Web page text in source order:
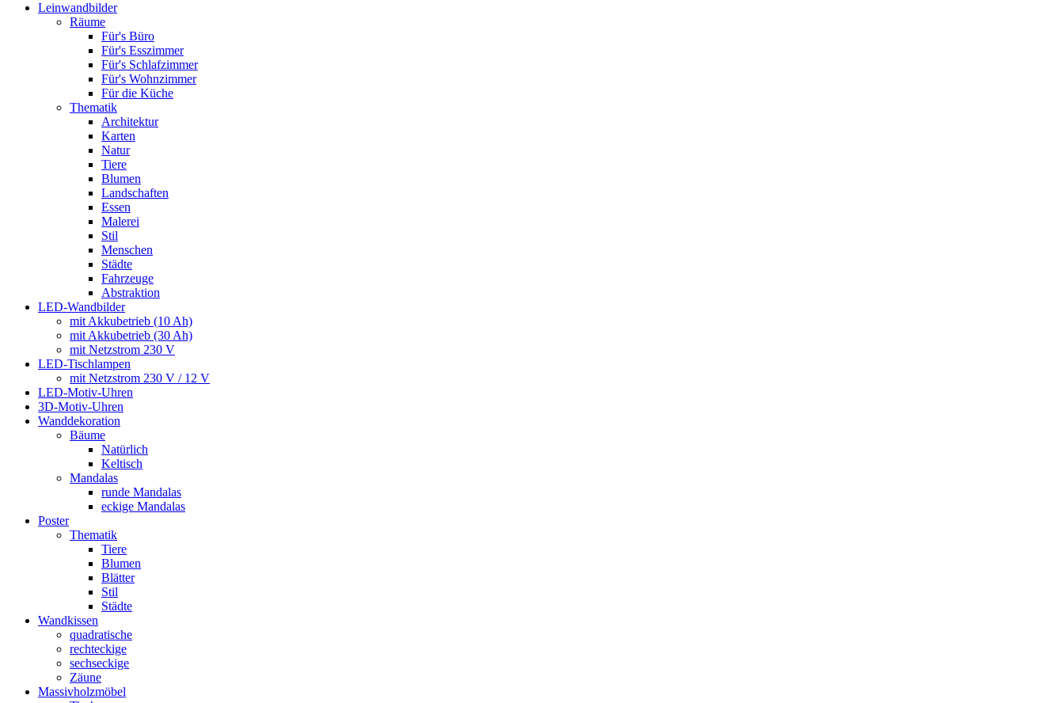
Leinwandbilder
Räume
Für's Büro
Für's Esszimmer
Für's Schlafzimmer
Für's Wohnzimmer
Für die Küche
Thematik
Architektur
Karten
Natur
Tiere
Blumen
Landschaften
Essen
Malerei
Stil
Menschen
Städte
Fahrzeuge
Abstraktion
LED-Wandbilder
mit Akkubetrieb (10 Ah)
mit Akkubetrieb (30 Ah)
mit Netzstrom 230 V
LED-Tischlampen
mit Netzstrom 230 V / 12 V
LED-Motiv-Uhren
3D-Motiv-Uhren
Wanddekoration
Bäume
Natürlich
Keltisch
Mandalas
runde Mandalas
eckige Mandalas
Poster
Thematik
Tiere
Blumen
Blätter
Stil
Städte
Wandkissen
quadratische
rechteckige
sechseckige
Zäune
Massivholzmöbel